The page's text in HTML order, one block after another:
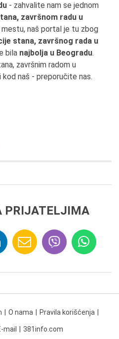
- zahvalite nam se jednom
završnom radu u
mestu, naš portal je tu zbog
stana, završnog rada u
bila najbolja u Beogradu.
završnim radom u
naš - preporučite nas.
PRIJATELJIMA
O nama Pravila korišćenja
mail 381info.com